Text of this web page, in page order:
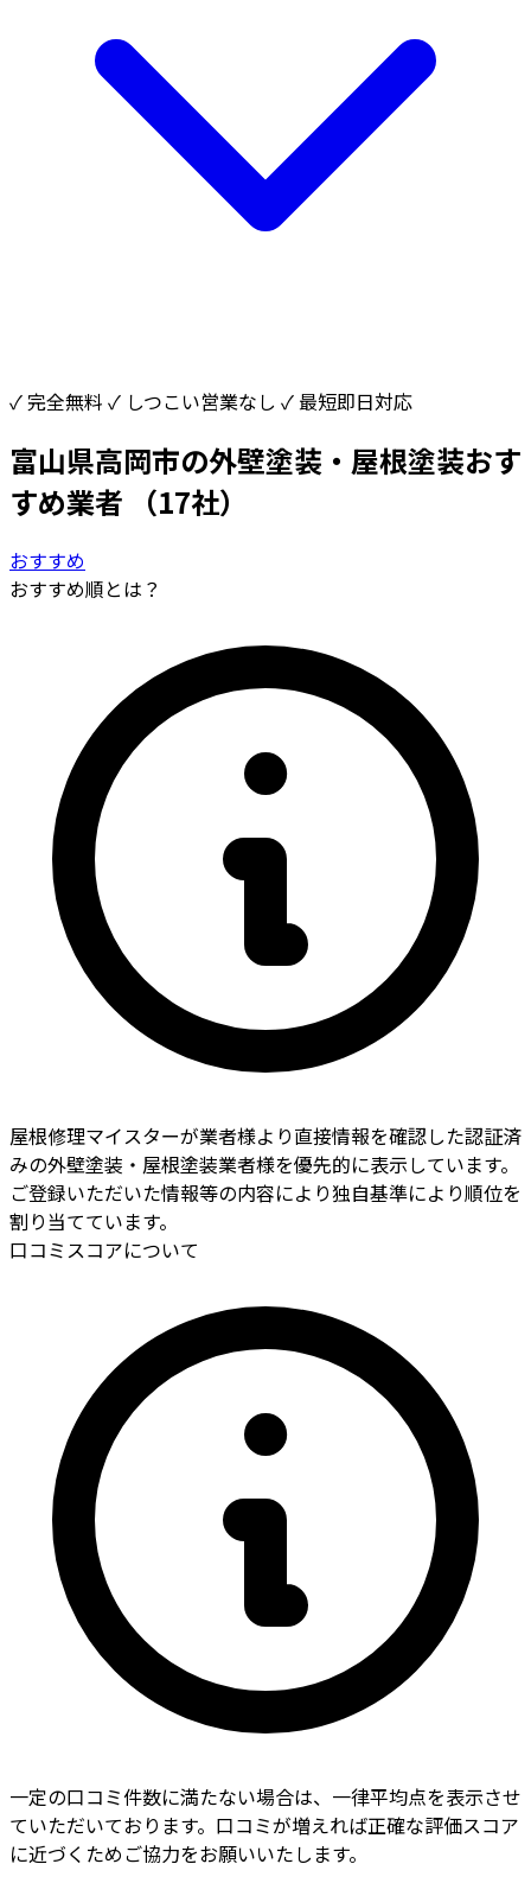
✓ 完全無料 ✓ しつこい営業なし ✓ 最短即日対応
富山県高岡市の外壁塗装・屋根塗装おす
すめ業者
（17社）
おすすめ
おすすめ順とは？
屋根修理マイスターが業者様より直接情報を確認した認証済
みの外壁塗装・屋根塗装業者様を優先的に表示しています。
ご登録いただいた情報等の内容により独自基準により順位を
割り当てています。
口コミスコアについて
一定の口コミ件数に満たない場合は、一律平均点を表示させ
ていただいております。口コミが増えれば正確な評価スコア
に近づくためご協力をお願いいたします。